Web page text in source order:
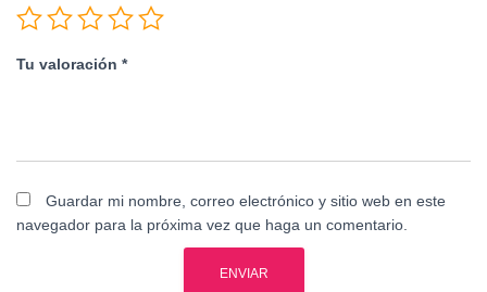
Tu valoración *
Guardar mi nombre, correo electrónico y sitio web en este
navegador para la próxima vez que haga un comentario.